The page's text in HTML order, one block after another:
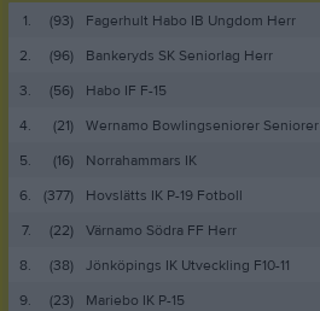
1. (93)
Fagerhult Habo IB Ungdom Herr
2.
(96)
Bankeryds SK Seniorlag Herr
3.
(56)
Habo IF F-15
4.
(21)
Wernamo Bowlingseniorer Seniorer
5.
(16)
Norrahammars IK
6.
(377)
Hovslätts IK P-19 Fotboll
7.
(22)
Värnamo Södra FF Herr
8.
(38)
Jönköpings IK Utveckling F10-11
9.
(23)
Mariebo IK P-15